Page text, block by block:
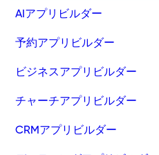
AIアプリビルダー
予約アプリビルダー
ビジネスアプリビルダー
チャーチアプリビルダー
CRMアプリビルダー